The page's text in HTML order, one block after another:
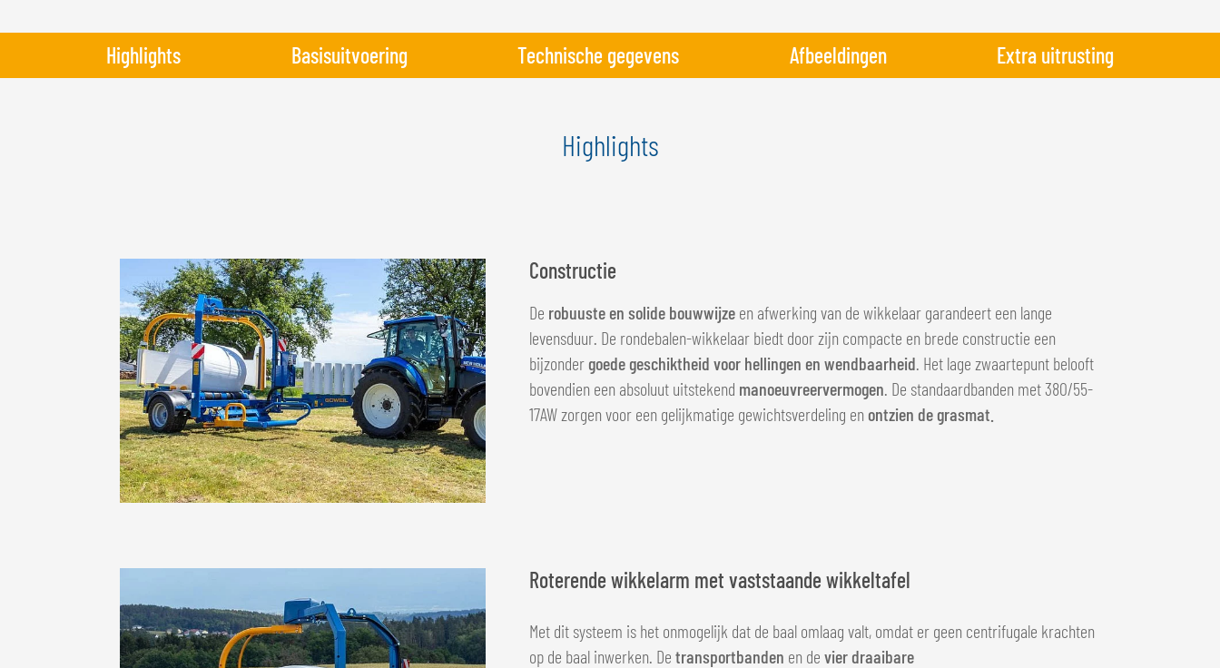
Highlights Basisuitvoering Technische gegevens Afbeeldingen Extra uitrusting
Highlights
Constructie
De robuuste en solide bouwwijze en afwerking van de wikkelaar garandeert een lange
levensduur. De rondebalen-wikkelaar biedt door zijn compacte en brede constructie een
bijzonder goede geschiktheid voor hellingen en wendbaarheid . Het lage zwaartepunt belooft
bovendien een absoluut uitstekend manoeuvreervermogen . De standaardbanden met 380/55-
17AW zorgen voor een gelijkmatige gewichtsverdeling en ontzien de grasmat.
Roterende wikkelarm met vaststaande wikkeltafel
Met dit systeem is het onmogelijk dat de baal omlaag valt, omdat er geen centrifugale krachten
op de baal inwerken. Detransportbanden en devier draaibare